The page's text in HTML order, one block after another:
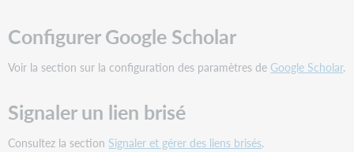
Configurer Google Scholar
Voir la section sur la configuration des paramètres deGoogle Scholar.
Signaler un lien brisé
Consultez la section Signaler et gérer des liens brisés.